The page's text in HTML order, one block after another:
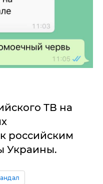
ТВ на
российским
Украины.